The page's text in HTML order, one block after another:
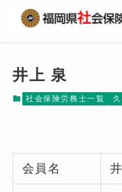
井上 泉
社会保険労務士一覧
会員名